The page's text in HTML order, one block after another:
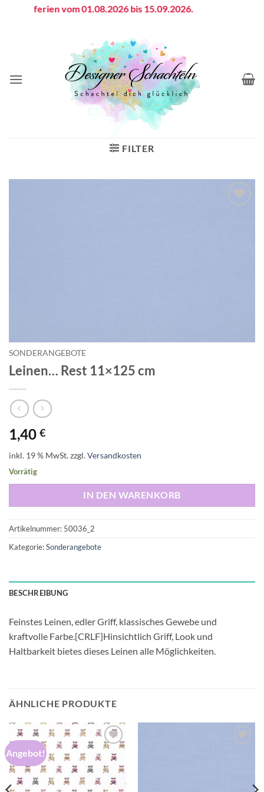
vom 01.08.2026 bis 15.09.2026.
FILTER
SONDERANGEBOTE
Leinen… Rest 11×125 cm
1,40 €
inkl. 19 % MwSt.zzgl.Versandkosten
Vorrätig
IN DEN WARENKORB
Artikelnummer: 50036_2
Kategorie:Sonderangebote
BESCHREIBUNG
Feinstes Leinen, edler Griff, klassisches Gewebe und
kraftvolle Farbe.{CRLF}Hinsichtlich Griff, Look und
Haltbarkeit bietes dieses Leinen alle Möglichkeiten.
ÄHNLICHE PRODUKTE
Angebot!
Auf die
Wunschliste